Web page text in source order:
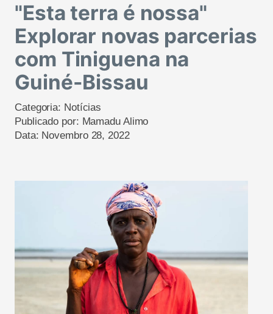
"Esta terra é nossa"
Explorar novas parcerias
com Tiniguena na
Guiné-Bissau
Categoria: Notícias
Publicado por: Mamadu Alimo
Data: Novembro 28, 2022